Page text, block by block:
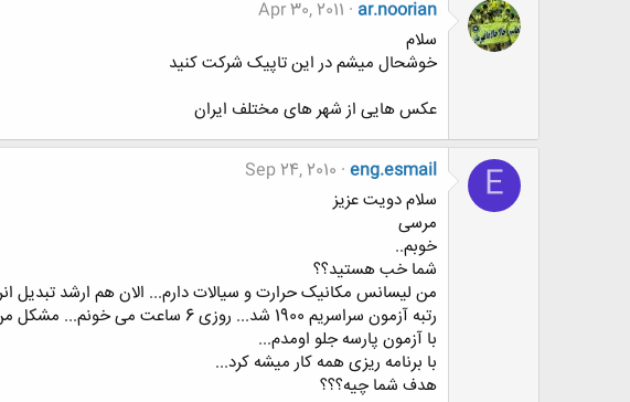
ar.noorian
Apr 30, 2011
سلام
خوشحال میشم در این تاپیک شرکت کنید
عکس هایی از شهر های مختلف ایران
E
eng.esmail
Sep 24, 2010
سلام دویت عزیز
مرسی
خوبم..
شما خب هستید؟؟
من لیسانس مکانیک حرارت و سیالات دارم... الان هم ارشد تبدیل
رتبه آزمون سراسریم 1900 شد... روزی 6 ساعت می خونم... مشکل من در تست زدن بود فقط وگرنه خیلی علمم برای کنکور خوب بود...
با آزمون پارسه جلو اومدم...
با برنامه ریزی همه کار میشه کرد...
هدف شما چیه؟؟؟